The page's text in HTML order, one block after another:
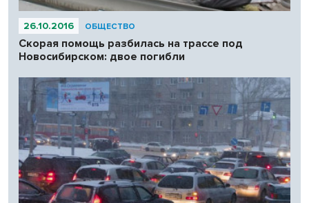
26.10.2016 ОБЩЕСТВО
Скорая помощь разбилась на трассе под
Новосибирском: двое погибли